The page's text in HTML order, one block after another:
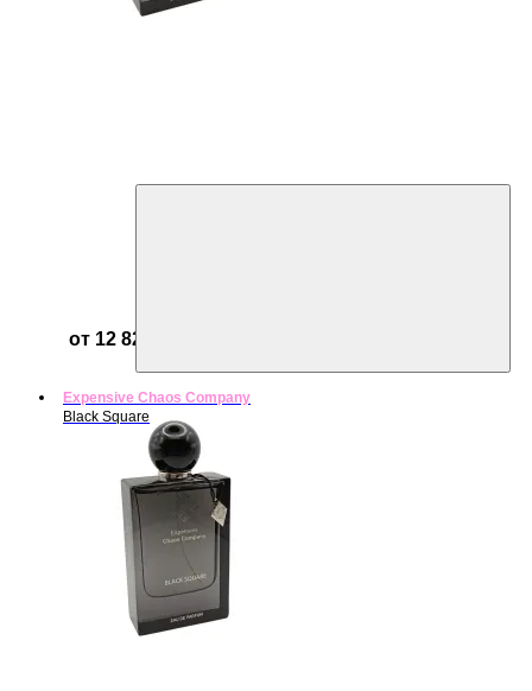
от 12 821 ₽
Expensive Chaos Company
Black Square